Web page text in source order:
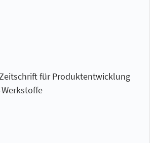
für Produktentwicklung